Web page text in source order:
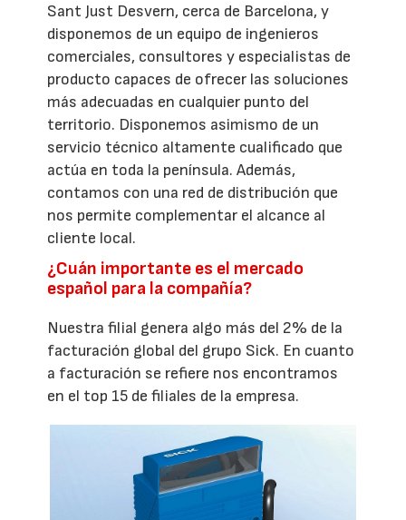
Sant Just Desvern, cerca de Barcelona, y
disponemos de un equipo de ingenieros
comerciales, consultores y especialistas de
producto capaces de ofrecer las soluciones
más adecuadas en cualquier punto del
territorio. Disponemos asimismo de un
servicio técnico altamente cualificado que
actúa en toda la península. Además,
contamos con una red de distribución que
nos permite complementar el alcance al
cliente local.
¿Cuán importante es el mercado
español para la compañía?
Nuestra filial genera algo más del 2% de la
facturación global del grupo Sick. En cuanto
a facturación se refiere nos encontramos
en el top 15 de filiales de la empresa.